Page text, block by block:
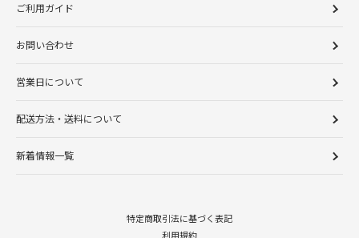
ご利用ガイド
お問い合わせ
営業日について
配送方法・送料について
新着情報一覧
特定商取引法に基づく表記
利用規約